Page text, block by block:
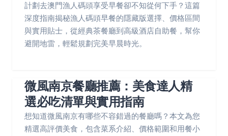
計劃去澳門漁人碼頭享受早餐卻不知從何下手？這篇
深度指南揭秘漁人碼頭早餐的隱藏版選擇、價格區間
與實用貼士，從經典茶餐廳到高級酒店自助餐，幫你
避開地雷，輕鬆規劃完美早晨時光。
微風南京餐廳推薦：美食達人精
選必吃清單與實用指南
想知道微風南京有哪些不容錯過的餐廳嗎？本文為您
精選高評價美食，包含菜系介紹、價格範圍和用餐小